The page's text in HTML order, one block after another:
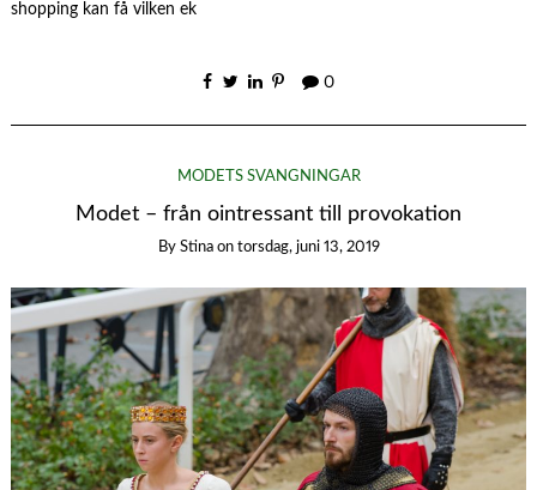
shopping kan få vilken ek
0
MODETS SVÄNGNINGAR
Modet – från ointressant till provokation
By Stina on torsdag, juni 13, 2019